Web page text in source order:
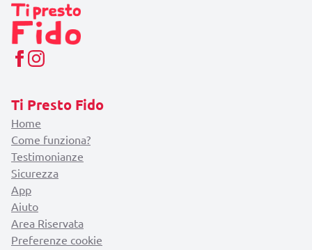
Ti Presto Fido
Home
Come funziona?
Testimonianze
Sicurezza
App
Aiuto
Area Riservata
Preferenze cookie